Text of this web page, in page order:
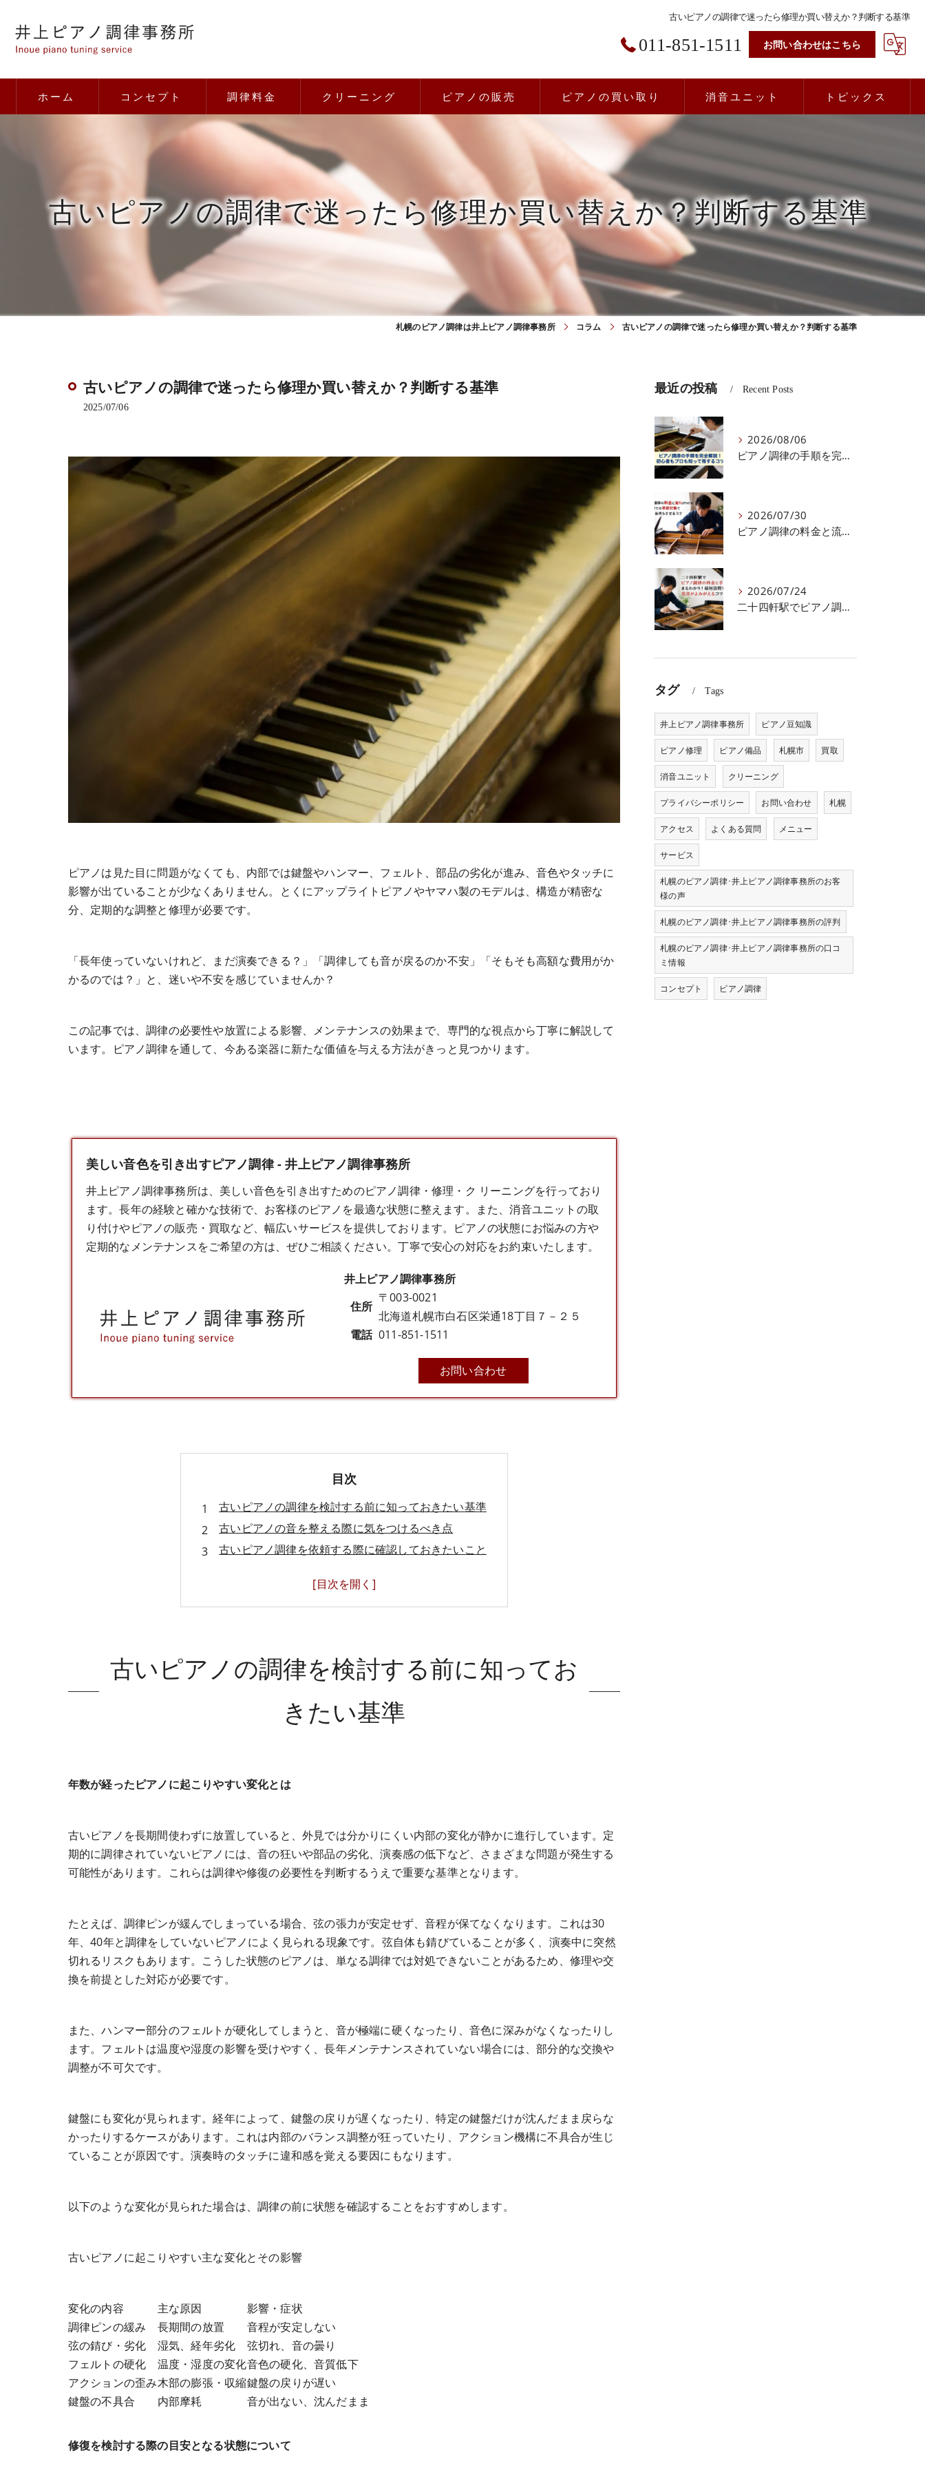
古いピアノの調律で迷ったら修理か買い替えか？判断する基準
011-851-1511 お問い合わせはこちら
ホーム コンセプト 調律料金 クリーニング ピアノの販売 ピアノの買い取り 消音ユニット トピックス
古いピアノの調律で迷ったら修理か買い替えか？判断する基準
札幌のピアノ調律は井上ピアノ調律事務所 コラム 古いピアノの調律で迷ったら修理か買い替えか？判断する基準
古いピアノの調律で迷ったら修理か買い替えか？判断する基準
2025/07/06
ピアノは見た目に問題がなくても、内部では鍵盤やハンマー、フェルト、部品の劣化が進み、音色やタッチに
影響が出ていることが少なくありません。とくにアップライトピアノやヤマハ製のモデルは、構造が精密な
分、定期的な調整と修理が必要です。
「長年使っていないけれど、まだ演奏できる？」「調律しても音が戻るのか不安」「そもそも高額な費用がか
かるのでは？」と、迷いや不安を感じていませんか？
この記事では、調律の必要性や放置による影響、メンテナンスの効果まで、専門的な視点から丁寧に解説して
います。ピアノ調律を通して、今ある楽器に新たな価値を与える方法がきっと見つかります。
美しい音色を引き出すピアノ調律 - 井上ピアノ調律事務所
井上ピアノ調律事務所は、美しい音色を引き出すためのピアノ調律・修理・ク リーニングを行っており
ます。長年の経験と確かな技術で、お客様のピアノを最適な状態に整えます。また、消音ユニットの取
り付けやピアノの販売・買取など、幅広いサービスを提供しております。ピアノの状態にお悩みの方や
定期的なメンテナンスをご希望の方は、ぜひご相談ください。丁寧で安心の対応をお約束いたします。
井上ピアノ調律事務所
住所
〒003-0021
北海道札幌市白石区栄通18丁目７－２５
電話 011-851-1511
お問い合わせ
目次
古いピアノの調律を検討する前に知っておきたい基準
古いピアノの音を整える際に気をつけるべき点
古いピアノ調律を依頼する際に確認しておきたいこと
古いピアノの調律を検討する前に知ってお
きたい基準
年数が経ったピアノに起こりやすい変化とは
古いピアノを長期間使わずに放置していると、外見では分かりにくい内部の変化が静かに進行しています。定
期的に調律されていないピアノには、音の狂いや部品の劣化、演奏感の低下など、さまざまな問題が発生する
可能性があります。これらは調律や修復の必要性を判断するうえで重要な基準となります。
たとえば、調律ピンが緩んでしまっている場合、弦の張力が安定せず、音程が保てなくなります。これは30
年、40年と調律をしていないピアノによく見られる現象です。弦自体も錆びていることが多く、演奏中に突然
切れるリスクもあります。こうした状態のピアノは、単なる調律では対処できないことがあるため、修理や交
換を前提とした対応が必要です。
また、ハンマー部分のフェルトが硬化してしまうと、音が極端に硬くなったり、音色に深みがなくなったりし
ます。フェルトは温度や湿度の影響を受けやすく、長年メンテナンスされていない場合には、部分的な交換や
調整が不可欠です。
鍵盤にも変化が見られます。経年によって、鍵盤の戻りが遅くなったり、特定の鍵盤だけが沈んだまま戻らな
かったりするケースがあります。これは内部のバランス調整が狂っていたり、アクション機構に不具合が生じ
ていることが原因です。演奏時のタッチに違和感を覚える要因にもなります。
以下のような変化が見られた場合は、調律の前に状態を確認することをおすすめします。
古いピアノに起こりやすい主な変化とその影響
変化の内容 主な原因
影響・症状
調律ピンの緩み
長期間の放置
音程が安定しない
弦の錆び・劣化
湿気、経年劣化
弦切れ、音の曇り
フェルトの硬化
温度・湿度の変化音色の硬化、音質低下
アクションの歪み木部の膨張・収縮鍵盤の戻りが遅い
鍵盤の不具合
内部摩耗 音が出ない、沈んだまま
修復を検討する際の目安となる状態について
最近の投稿 Recent Posts
2026/08/06
ピアノ調律の手順を完全解説！初心者もプロも知って得するコツ
2026/07/30
ピアノ調律の料金と流れがわかる！北海道での季節対策で音色を長持ちさせるコツ
2026/07/24
二十四軒駅でピアノ調律の料金と手順がまるわかり！最短訪問で美音がよみがえるコツ
タグ Tags
井上ピアノ調律事務所 ピアノ豆知識
ピアノ修理 ピアノ備品 札幌市 買取
消音ユニット クリーニング
プライバシーポリシー お問い合わせ 札幌
アクセス よくある質問 メニュー
サービス
札幌のピアノ調律･井上ピアノ調律事務所のお客
様の声
札幌のピアノ調律･井上ピアノ調律事務所の評判
札幌のピアノ調律･井上ピアノ調律事務所の口コ
ミ情報
コンセプト ピアノ調律